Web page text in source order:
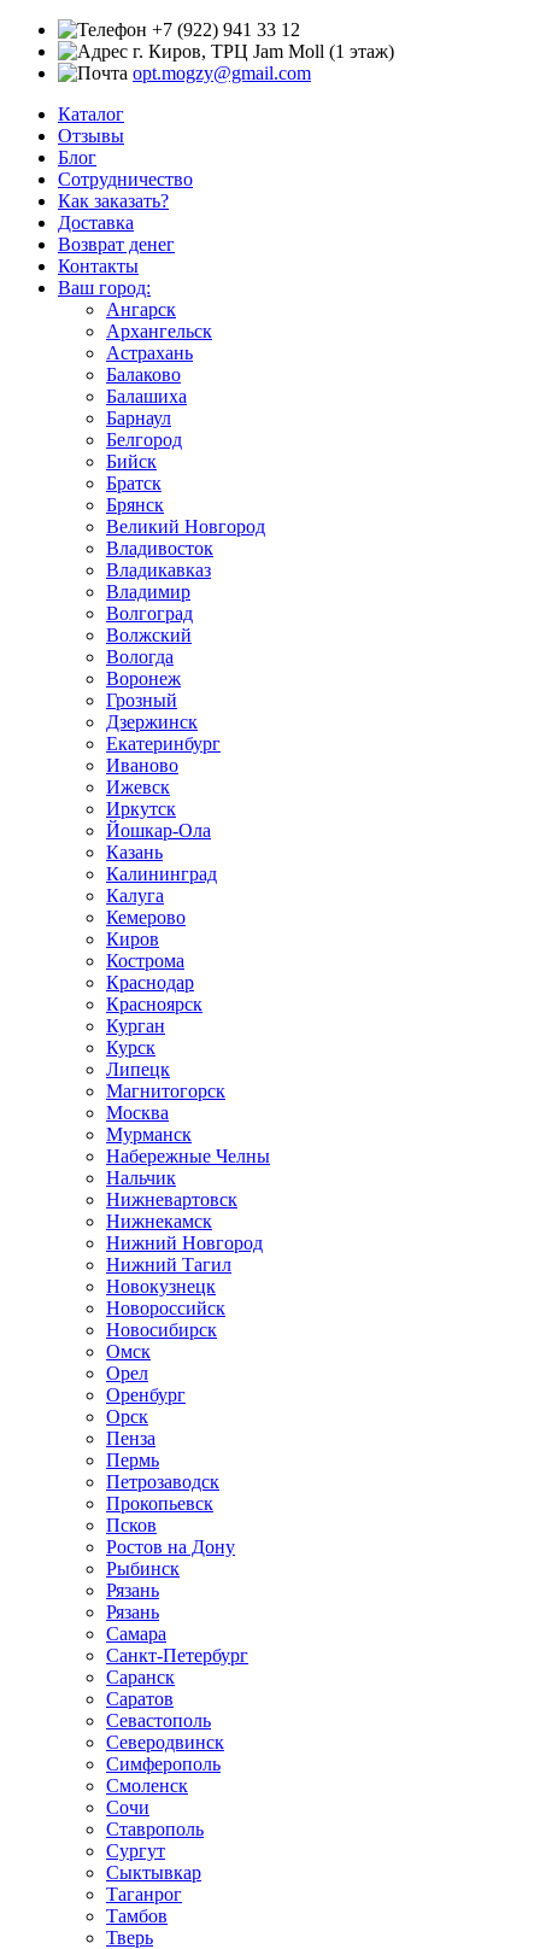
+7 (922) 941 33 12
г. Киров, ТРЦ Jam Moll (1 этаж)
opt.mogzy@gmail.com
Каталог
Отзывы
Блог
Сотрудничество
Как заказать?
Доставка
Возврат денег
Контакты
Ваш город:
Ангарск
Архангельск
Астрахань
Балаково
Балашиха
Барнаул
Белгород
Бийск
Братск
Брянск
Великий Новгород
Владивосток
Владикавказ
Владимир
Волгоград
Волжский
Вологда
Воронеж
Грозный
Дзержинск
Екатеринбург
Иваново
Ижевск
Иркутск
Йошкар-Ола
Казань
Калининград
Калуга
Кемерово
Киров
Кострома
Краснодар
Красноярск
Курган
Курск
Липецк
Магнитогорск
Москва
Мурманск
Набережные Челны
Нальчик
Нижневартовск
Нижнекамск
Нижний Новгород
Нижний Тагил
Новокузнецк
Новороссийск
Новосибирск
Омск
Орел
Оренбург
Орск
Пенза
Пермь
Петрозаводск
Прокопьевск
Псков
Ростов на Дону
Рыбинск
Рязань
Рязань
Самара
Санкт-Петербург
Саранск
Саратов
Севастополь
Северодвинск
Симферополь
Смоленск
Сочи
Ставрополь
Сургут
Сыктывкар
Таганрог
Тамбов
Тверь